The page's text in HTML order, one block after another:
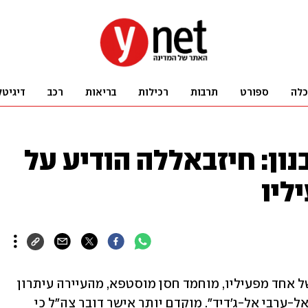
ספורט תרבות רכילות בריאות רכב
חיזבאללה הודיע על